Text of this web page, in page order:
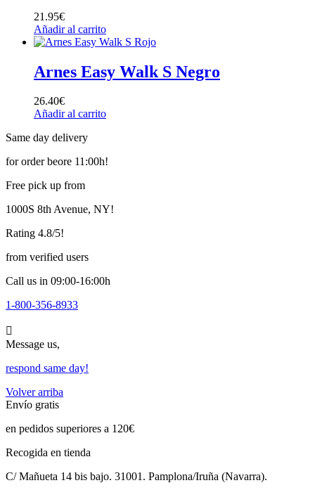
21.95€
Añadir al carrito
Arnes Easy Walk S Negro
26.40€
Añadir al carrito
Same day delivery
for order beore 11:00h!
Free pick up from
1000S 8th Avenue, NY!
Rating 4.8/5!
from verified users
Call us in 09:00-16:00h
1-800-356-8933
Message us,
respond same day!
Volver arriba
Envío gratis
en pedidos superiores a 120€
Recogida en tienda
C/ Mañueta 14 bis bajo. 31001. Pamplona/Iruña (Navarra).